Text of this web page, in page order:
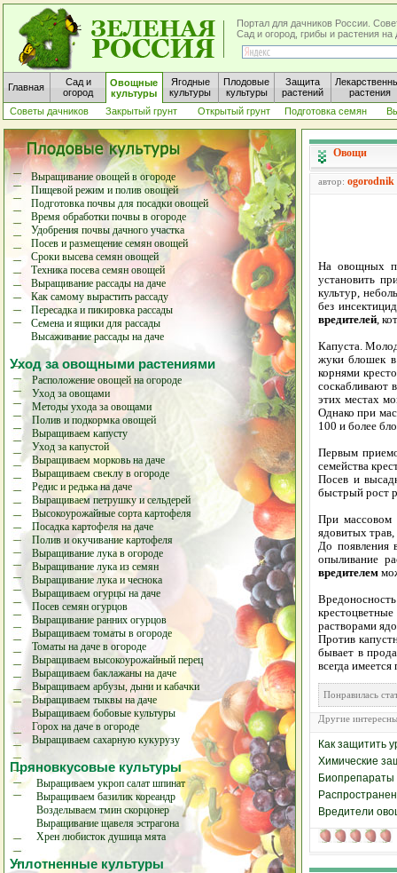
Портал для дачников России.
Сад и огород, грибы и растения
Главная
Сад и
огород
Овощные
культуры
Ягодные
культуры
Плодовые
культуры
Защита
растений
растения
Советы дачников
Закрытый грунт Открытый грунт Подготовка семян
Выращивание овощей в огороде
Пищевой режим и полив овощей
Подготовка почвы для посадки овощей
Время обработки почвы в огороде
Удобрения почвы дачного участка
Посев и размещение семян овощей
Сроки высева семян овощей
Техника посева семян овощей
Выращивание рассады на даче
Как самому вырастить рассаду
Пересадка и пикировка рассады
Семена и ящики для рассады
Высаживание рассады на даче
Уход за овощными растениями
Расположение овощей на огороде
Уход за овощами
Методы ухода за овощами
Полив и подкормка овощей
Выращиваем капусту
Уход за капустой
Выращиваем морковь на даче
Выращиваем свеклу в огороде
Редис и редька на даче
Выращиваем петрушку и сельдерей
Высокоурожайные сорта картофеля
Посадка картофеля на даче
Полив и окучивание картофеля
Выращивание лука в огороде
Выращивание лука из семян
Выращивание лука и чеснока
Выращиваем огурцы на даче
Посев семян огурцов
Выращивание ранних огурцов
Выращиваем томаты в огороде
Томаты на даче в огороде
Выращиваем высокоурожайный перец
Выращиваем баклажаны на даче
Выращиваем арбузы, дыни и кабачки
Выращиваем тыквы на даче
Выращиваем бобовые культуры
Горох на даче в огороде
Выращиваем сахарную кукурузу
Пряновкусовые культуры
Выращиваем укроп салат шпинат
Выращиваем базилик кореандр
Возделываем тмин скорцонер
Выращивание щавеля эстрагона
Хрен любисток душица мята
Уплотненные культуры
Овощи
автор: ogorodnik
На овощных
установить
культур,
без
вредителей,
Капуста.
жуки блошек
корнями
соскабливают
этих местах
Однако при
100 и более
Первым
семейства
Посев и
быстрый рост
При массовом
ядовитых
До появления
опыливание
вредителем
растворами
Против
бывает в
всегда
Понравилась
Другие
Как защитить
Химические
Биопрепараты
Вредители